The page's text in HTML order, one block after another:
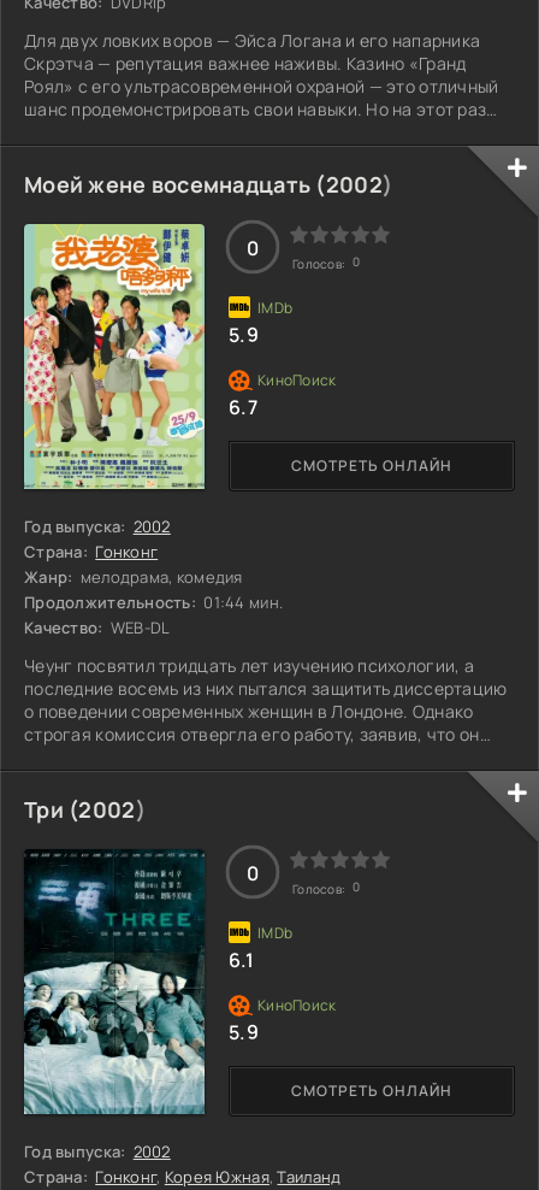
Для двух ловких воров — Эйса Логана и его напарника
Скрэтча — репутация важнее наживы. Казино «Гранд
Роял» с его ультрасовременной охраной — это отличный
шанс продемонстрировать свои навыки. Но на этот раз
на месте преступления. Владелец казино, впечатлённый
ловкостью друзей, предлагает им альтернативу: либо
тюрьма, либо работа в охране. Кто мог бы подумать, что
из грабителей могут получиться отличные секьюрити?
Когда на город обрушивается
Моей жене восемнадцать (2002)
Год выпуска: 2002
Страна: Гонконг
Жанр: мелодрама, комедия
Продолжительность: 01:44 мин.
Качество: WEB-DL
Чеунг посвятил тридцать лет изучению психологии, а
последние восемь из них пытался защитить диссертацию
о поведении современных женщин в Лондоне. Однако
строгая комиссия отвергла его работу, заявив, что он
активно подталкивает его к женитьбе, и неожиданно
Чеунг оказывается в браке с 18-летней гонконгской
студенткой Йойо, приехавшей в Лондон всего на уикенд.
Они условились развестись через год, но Чеунг видит в
этом шанс перезаписать
СМОТРЕТЬ ОНЛАЙН
0
Голосов: 0
5.9
6.7
Три (2002)
Год выпуска: 2002
Страна: Гонконг, Корея Южная,Таиланд
СМОТРЕТЬ ОНЛАЙН
0
Голосов: 0
6.1
5.9